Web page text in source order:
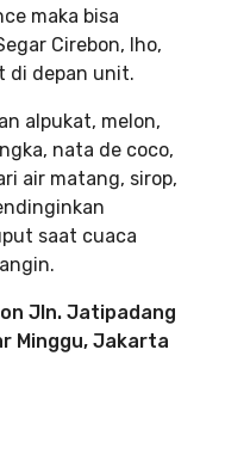
maka bisa
Cirebon, lho,
di depan unit.
alpukat, melon,
nata de coco,
air matang, sirop,
saat cuaca
Jln. Jatipadang
Minggu, Jakarta